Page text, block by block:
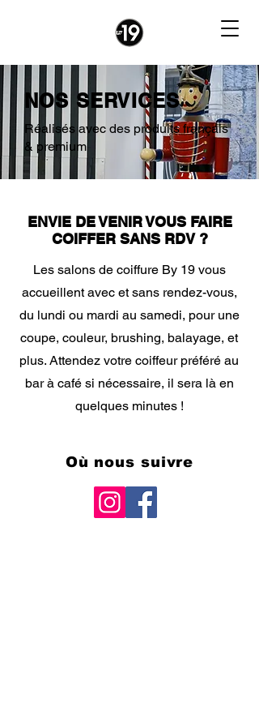
NOS SERVICES
Réalisés avec des produits français
& premium
ENVIE DE VENIR VOUS FAIRE
COIFFER SANS RDV ?
Les salons de coiffure By 19 vous
accueillent avec et sans rendez-vous,
du lundi ou mardi au samedi, pour une
coupe, couleur, brushing, balayage, et
plus. Attendez votre coiffeur préféré au
bar à café si nécessaire, il sera là en
quelques minutes !
Où nous suivre